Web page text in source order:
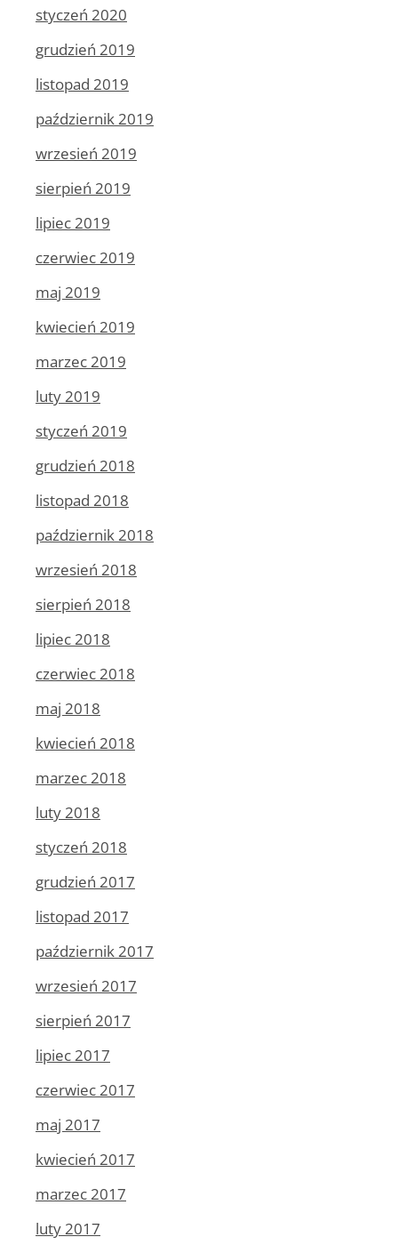
styczeń 2020
grudzień 2019
listopad 2019
październik 2019
wrzesień 2019
sierpień 2019
lipiec 2019
czerwiec 2019
maj 2019
kwiecień 2019
marzec 2019
luty 2019
styczeń 2019
grudzień 2018
listopad 2018
październik 2018
wrzesień 2018
sierpień 2018
lipiec 2018
czerwiec 2018
maj 2018
kwiecień 2018
marzec 2018
luty 2018
styczeń 2018
grudzień 2017
listopad 2017
październik 2017
wrzesień 2017
sierpień 2017
lipiec 2017
czerwiec 2017
maj 2017
kwiecień 2017
marzec 2017
luty 2017